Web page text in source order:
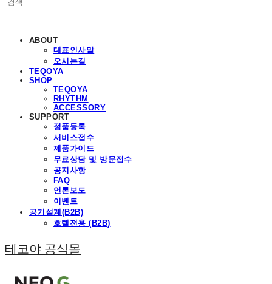
ABOUT
대표인사말
오시는길
TEQOYA
SHOP
TEQOYA
RHYTHM
ACCESSORY
SUPPORT
정품등록
서비스접수
제품가이드
무료상담 및 방문접수
공지사항
FAQ
언론보도
이벤트
공기설계(B2B)
호텔전용 (B2B)
테코야 공식몰